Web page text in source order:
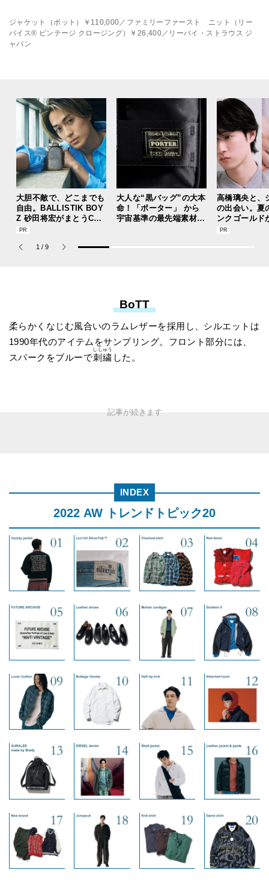
ジャケット（ボット）￥110,000／ファミリーファースト ニット（リー
バイス® ビンテージ クロージング）￥26,400／リーバイ・ストラウス ジ
ャパン
大胆不敵で、どこまでも
自由。BALLISTIK BOY
Z 砂田将宏がまとうCOA
CHの新作フレグランス
ナム パルファム」
大人な“黒バッグ”の大本
命！「ポーター」 から
宇宙基準の最先端素材を
高橋璃央と、
の出会い。夏
ンクゴールド
“SUMMER
1 / 9
BoTT
柔らかくなじむ風合いのラムレザーを採用し、シルエットは
1990年代のアイテムをサンプリング。フロント部分には、
スパークをブルーで刺繍
ししゅう
した。
INDEX
2022 AW トレンドトピック20